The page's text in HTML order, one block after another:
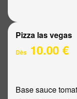
Pizza las vegas
Dès 10.00 €
Base sauce